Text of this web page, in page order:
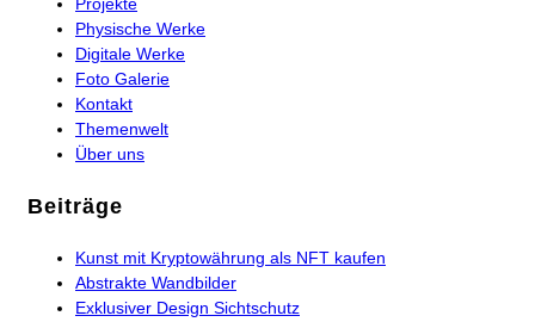
Projekte
Physische Werke
Digitale Werke
Foto Galerie
Kontakt
Themenwelt
Über uns
Beiträge
Kunst mit Kryptowährung als NFT kaufen
Abstrakte Wandbilder
Exklusiver Design Sichtschutz